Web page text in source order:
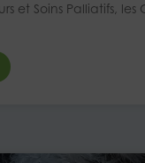
et Soins Palliatifs, les